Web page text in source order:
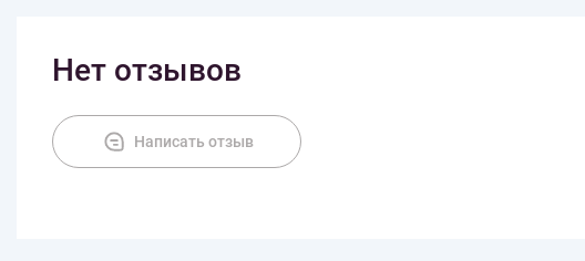
Нет отзывов
Написать отзыв